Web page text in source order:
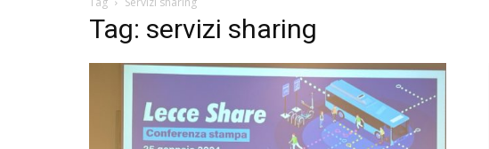
Tag: servizi sharing